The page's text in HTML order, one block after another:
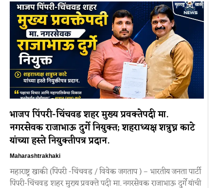
भाजप पिंपरी-चिंचवड शहर मुख्य प्रवक्तेपदी मा.
नगरसेवक राजाभाऊ दुर्गे नियुक्त; शहराध्यक्ष शत्रुघ्न काटे
यांच्या हस्ते नियुक्तीपत्र प्रदान.
Maharashtrakhaki
महाराष्ट्र खाकी (पिंपरी -चिंचवड / विवेक जगताप ) – भारतीय जनता पार्टी
पिंपरी-चिंचवड शहर मुख्य प्रवक्ते पदी मा. नगरसेवक राजाभाऊ दुर्गे यांची